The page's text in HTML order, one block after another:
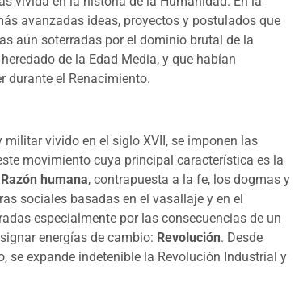
avanzadas ideas, proyectos y postulados que
aún soterradas por el dominio brutal de la
de la Edad Media, y que habían
durante el Renacimiento.
vivido en el siglo XVII, se imponen las
movimiento cuya principal característica es la
Razón humana, contrapuesta a la fe, los dogmas y
sociales basadas en el vasallaje y en el
especialmente por las consecuencias de un
energías de cambio: Revolución. Desde
se expande indetenible la Revolución Industrial y